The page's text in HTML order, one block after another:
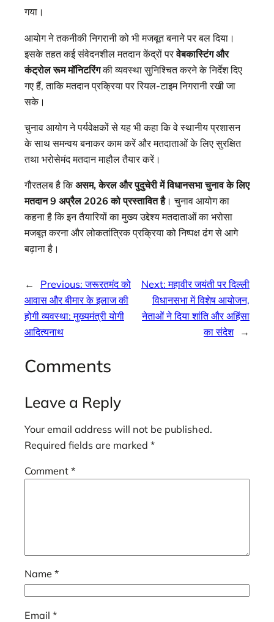
गया।
आयोग ने तकनीकी निगरानी को भी मजबूत बनाने पर बल दिया।
इसके तहत कई संवेदनशील मतदान केंद्रों परवेबकास्टिंग और
कंट्रोल रूम मॉनिटरिंगकी व्यवस्था सुनिश्चित करने के निर्देश दिए
गए हैं, ताकि मतदान प्रक्रिया पर रियल-टाइम निगरानी रखी जा
सके।
चुनाव आयोग ने पर्यवेक्षकों से यह भी कहा कि वे स्थानीय प्रशासन
के साथ समन्वय बनाकर काम करें और मतदाताओं के लिए सुरक्षित
तथा भरोसेमंद मतदान माहौल तैयार करें।
गौरतलब है किअसम, केरल और पुदुचेरी में विधानसभा चुनाव के लिए
मतदान 9 अप्रैल 2026 को प्रस्तावित है। चुनाव आयोग का
कहना है कि इन तैयारियों का मुख्य उद्देश्य मतदाताओं का भरोसा
मजबूत करना और लोकतांत्रिक प्रक्रिया को निष्पक्ष ढंग से आगे
बढ़ाना है।
← Previous:जरूरतमंद को
आवास और बीमार के इलाज की
होगी व्यवस्था: मुख्यमंत्री योगी
आदित्यनाथ
Next:महावीर जयंती पर दिल्ली
विधानसभा में विशेष आयोजन,
नेताओं ने दिया शांति और अहिंसा
का संदेश
→
Comments
Leave a Reply
Your email address will not be published.
Required fields are marked *
Comment *
Name *
Email *